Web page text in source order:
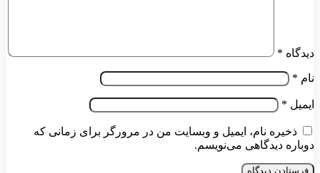
دیدگاه *
نام *
ایمیل *
ذخیره نام، ایمیل و وبسایت من در مرورگر برای زمانی که
دوباره دیدگاهی می‌نویسم.